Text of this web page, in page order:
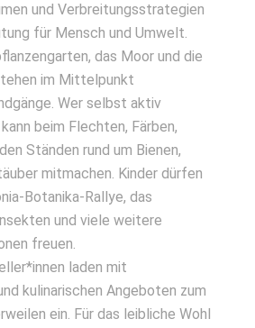
und Verbreitungsstrategien
für Mensch und Umwelt.
das Moor und die
im Mittelpunkt
Wer selbst aktiv
beim Flechten, Färben,
Ständen rund um Bienen,
mitmachen. Kinder dürfen
Botanika-Rallye, das
und viele weitere
freuen.
laden mit
kulinarischen Angeboten zum
ein. Für das leibliche Wohl